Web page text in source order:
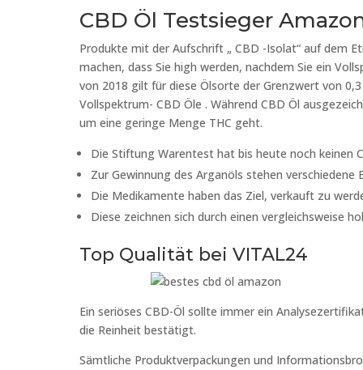
CBD Öl Testsieger
Produkte mit der Aufschrift „ CBD -Isolat“ auf dem
machen, dass Sie high werden, nachdem Sie ein
von 2018 gilt für diese Ölsorte der Grenzwert von
Vollspektrum- CBD Öle . Während CBD Öl
um eine geringe Menge THC geht.
Die Stiftung Warentest hat bis heute noch keinen
Zur Gewinnung des Arganöls stehen
Die Medikamente haben das Ziel, verkauft zu
Diese zeichnen sich durch einen vergleichsweise
Top Qualität bei VITAL24
Ein seriöses CBD-Öl sollte immer ein
die Reinheit bestätigt.
Sämtliche Produktverpackungen und